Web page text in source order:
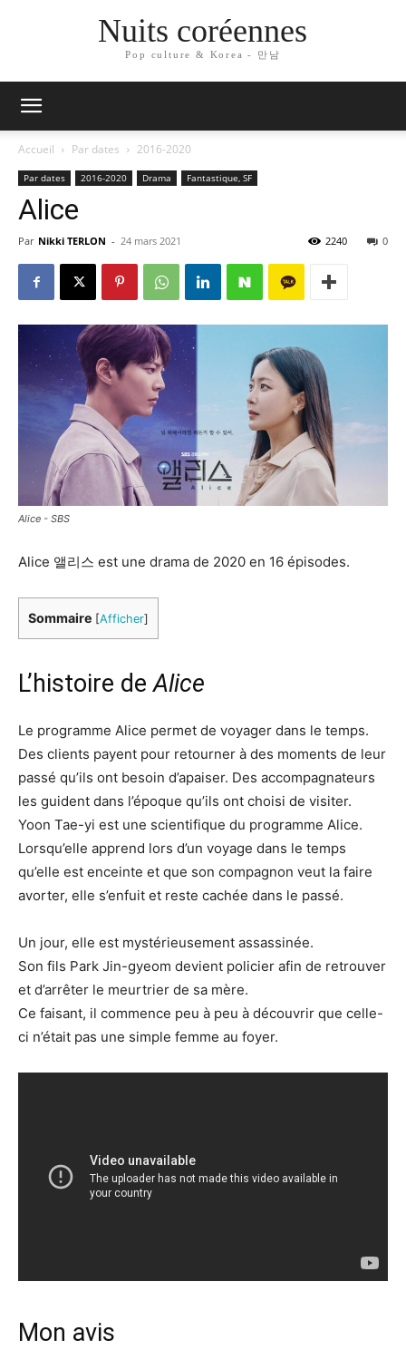
Nuits coréennes
Pop culture & Korea - 만남
Accueil Par dates 2016-2020
Par dates 2016-2020 Drama Fantastique, SF
Alice
Par Nikki TERLON - 24 mars 2021 0
2240
Alice - SBS
Alice 앨리스 est une drama de 2020 en 16 épisodes.
Sommaire [Afficher]
L’histoire deAlice
Le programme Alice permet de voyager dans le temps.
Des clients payent pour retourner à des moments de leur
passé qu’ils ont besoin d’apaiser. Des accompagnateurs
les guident dans l’époque qu’ils ont choisi de visiter.
Yoon Tae-yi est une scientifique du programme Alice.
Lorsqu’elle apprend lors d’un voyage dans le temps
qu’elle est enceinte et que son compagnon veut la faire
avorter, elle s’enfuit et reste cachée dans le passé.
Un jour, elle est mystérieusement assassinée.
Son fils Park Jin-gyeom devient policier afin de retrouver
et d’arrêter le meurtrier de sa mère.
Ce faisant, il commence peu à peu à découvrir que celle-
ci n’était pas une simple femme au foyer.
Mon avis